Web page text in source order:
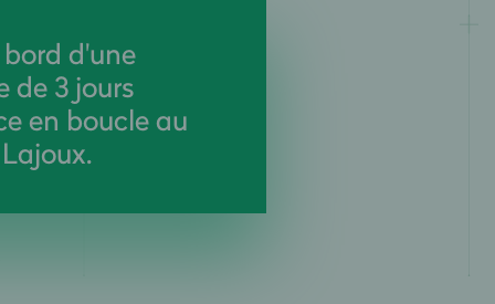
d'une
de 3 jours
en boucle au